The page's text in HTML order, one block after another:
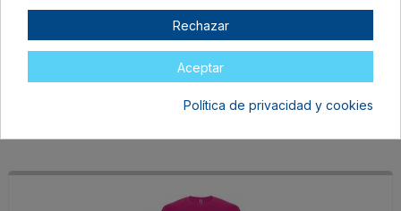
XL
6,97 €
Rechazar
Aceptar
Política de privacidad y cookies